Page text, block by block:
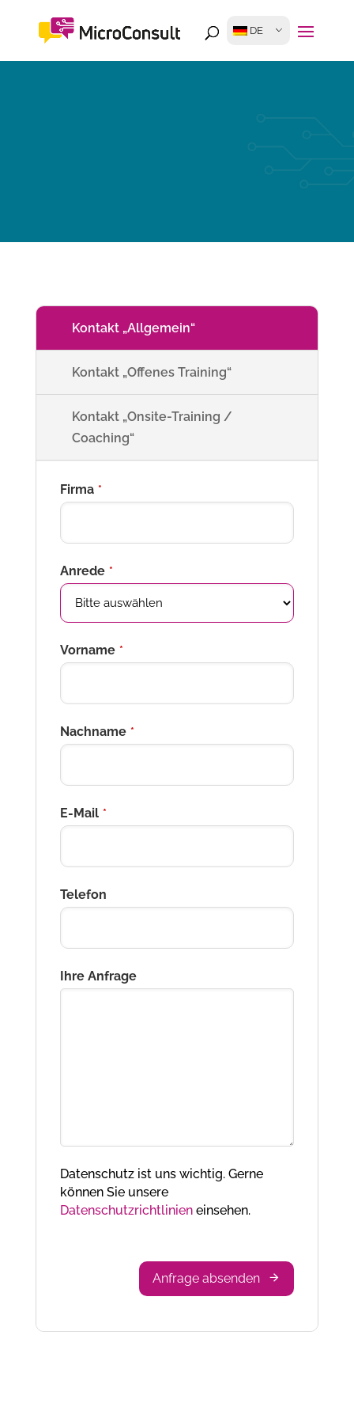
DE
Kontakt „Allgemein“
Kontakt „Offenes Training“
Kontakt „Onsite-Training /
Coaching“
Firma *
Anrede *
Vorname *
Nachname *
E-Mail *
Telefon
Ihre Anfrage
Datenschutz ist uns wichtig. Gerne
können Sie unsere
Datenschutzrichtlinieneinsehen.
Anfrage absenden